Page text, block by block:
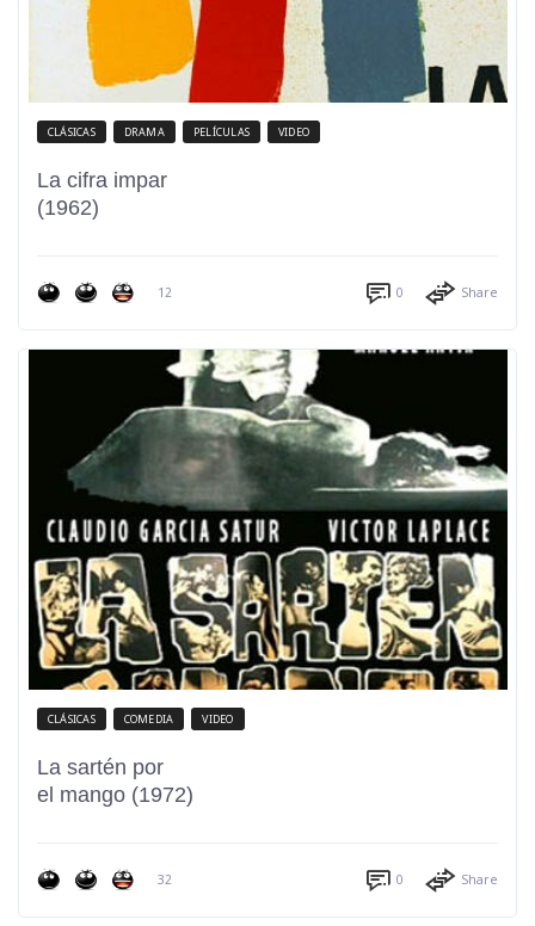
CLÁSICAS DRAMA PELÍCULAS VIDEO
La cifra impar
(1962)
12 0 Share
CLÁSICAS COMEDIA VIDEO
La sartén por
el mango (1972)
32 0 Share